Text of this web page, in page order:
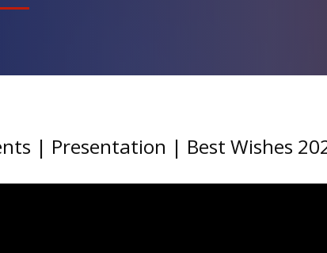
| Presentation | Best Wishes